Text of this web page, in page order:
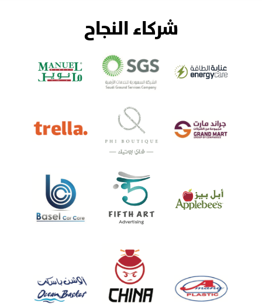
شركاء النجاح